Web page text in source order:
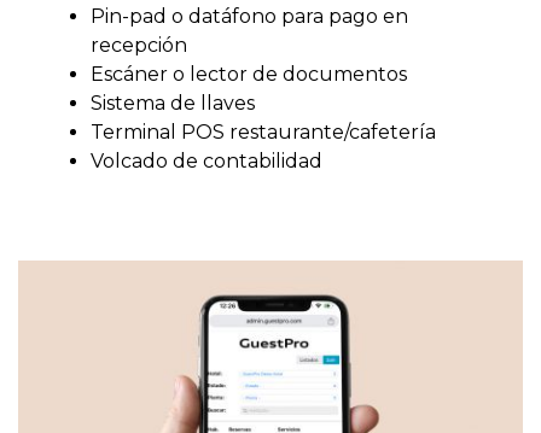
Pin-pad o datáfono para pago en
recepción
Escáner o lector de documentos
Sistema de llaves
Terminal POS restaurante/cafetería
Volcado de contabilidad